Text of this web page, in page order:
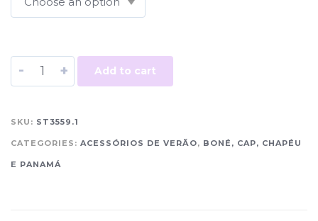
- + Add to cart
SKU: ST3559.1
CATEGORIES: ACESSÓRIOS DE VERÃO, BONÉ, CAP, CHAPÉU
E PANAMÁ